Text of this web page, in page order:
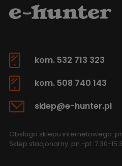
kom. 532 713 323
kom. 508 740 143
sklep@e-hunter.pl
Obsługa sklepu internetowego:
Sklep stacjonarny: pn.-pt. 7.30-